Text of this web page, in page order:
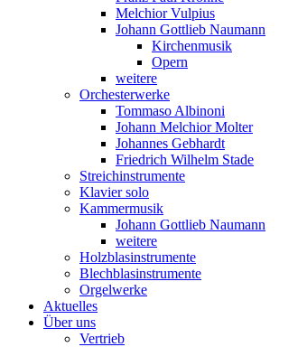
Melchior Vulpius
Johann Gottlieb Naumann
Kirchenmusik
Opern
weitere
Orchesterwerke
Tommaso Albinoni
Johann Melchior Molter
Johannes Gebhardt
Friedrich Wilhelm Stade
Streichinstrumente
Klavier solo
Kammermusik
Johann Gottlieb Naumann
weitere
Holzblasinstrumente
Blechblasinstrumente
Orgelwerke
Aktuelles
Über uns
Vertrieb